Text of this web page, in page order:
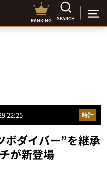
RANKING SEARCH
22:25 時計
ボダイバー”を継承
が新登場